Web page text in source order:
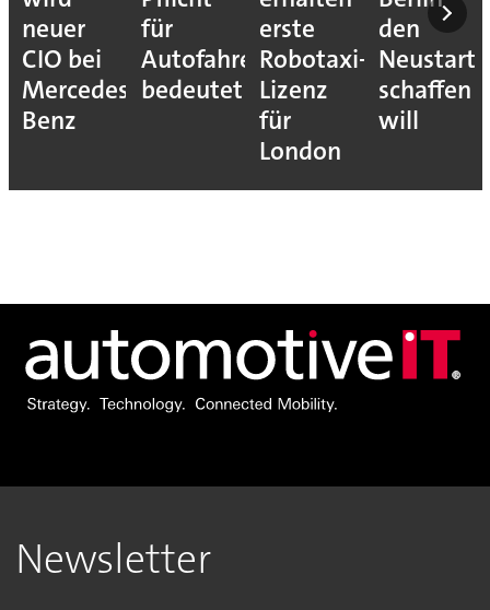
neuer
CIO bei
Mercedes-
Benz
für
Autofahrer
bedeutet
erste
Robotaxi-
Lizenz
für
London
den
Neustart
schaffen
will
Newsletter